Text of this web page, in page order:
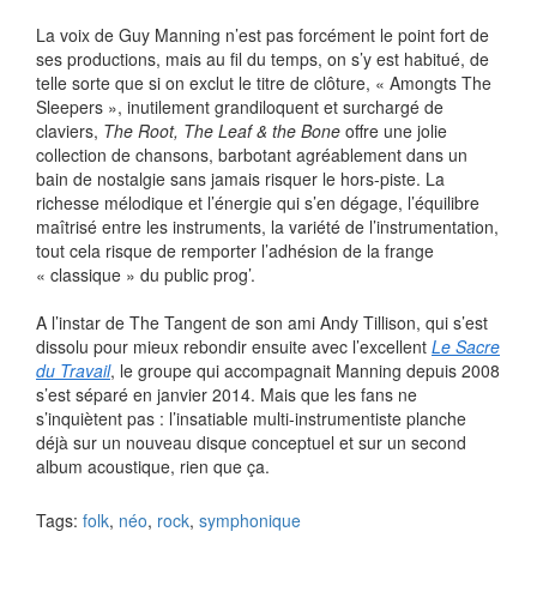
La voix de Guy Manning n’est pas forcément le point fort de
ses productions, mais au fil du temps, on s’y est habitué, de
telle sorte que si on exclut le titre de clôture, « Amongts The
Sleepers », inutilement grandiloquent et surchargé de
claviers, The Root, The Leaf & the Bone offre une jolie
collection de chansons, barbotant agréablement dans un
bain de nostalgie sans jamais risquer le hors-piste. La
richesse mélodique et l’énergie qui s’en dégage, l’équilibre
maîtrisé entre les instruments, la variété de l’instrumentation,
tout cela risque de remporter l’adhésion de la frange
« classique » du public prog’.
A l’instar de The Tangent de son ami Andy Tillison, qui s’est
dissolu pour mieux rebondir ensuite avec l’excellent Le Sacre
du Travail, le groupe qui accompagnait Manning depuis 2008
s’est séparé en janvier 2014. Mais que les fans ne
s’inquiètent pas : l’insatiable multi-instrumentiste planche
déjà sur un nouveau disque conceptuel et sur un second
album acoustique, rien que ça.
Tags: folk, néo, rock, symphonique